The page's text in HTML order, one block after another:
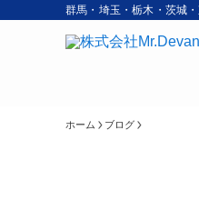
群馬・埼玉・栃木・茨城
ホーム ブログ